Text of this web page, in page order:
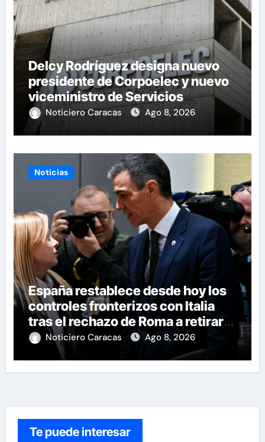
Delcy Rodríguez designa nuevo
presidente de Corpoelec y nuevo
viceministro de Servicios
Eléctricos
Noticiero Caracas Ago 8, 2026
Noticias
España restablece desde hoy los
controles fronterizos con Italia
tras el rechazo de Roma a retirar
las restricciones
Noticiero Caracas Ago 8, 2026
Te puede interesar